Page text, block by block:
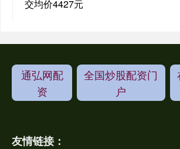
交均价4427元
通弘网配
资
全国炒股配资门
户
友情链接：